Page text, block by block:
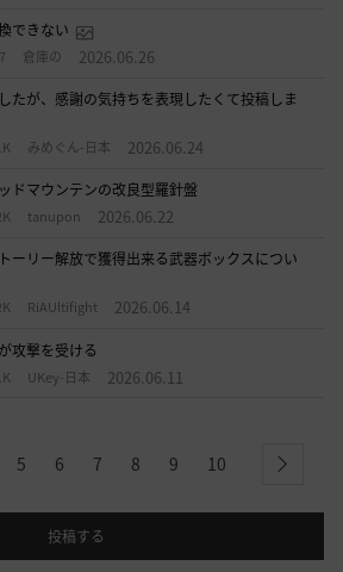
できない
倉庫の 2026.06.26
たが、感謝の気持ちを表現したくて投稿しま
みめぐん-日本 2026.06.24
ドマウンテンの改良型羅針盤
tanupon 2026.06.22
トーリー解放で獲得出来る武器ボックスについ
RiAUltifight 2026.06.14
攻撃を受ける
UKey-日本 2026.06.11
5 6 7 8 9 10 next
投稿する